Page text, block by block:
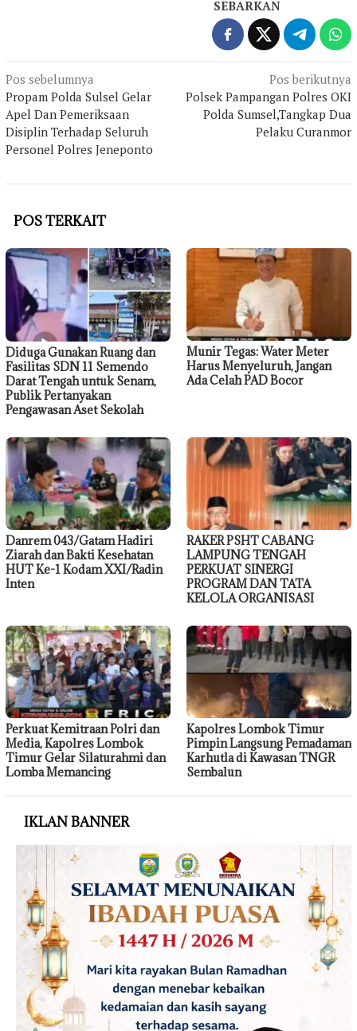
SEBARKAN
Navigasi
pos
Pos sebelumnya
Propam Polda Sulsel Gelar
Apel Dan Pemeriksaan
Disiplin Terhadap Seluruh
Personel Polres Jeneponto
Pos berikutnya
Polsek Pampangan Polres OKI
Polda Sumsel,Tangkap Dua
Pelaku Curanmor
POS TERKAIT
Diduga Gunakan Ruang dan
Fasilitas SDN 11 Semendo
Darat Tengah untuk Senam,
Publik Pertanyakan
Pengawasan Aset Sekolah
Munir Tegas: Water Meter
Harus Menyeluruh, Jangan
Ada Celah PAD Bocor
Danrem 043/Gatam Hadiri
Ziarah dan Bakti Kesehatan
HUT Ke-1 Kodam XXI/Radin
Inten
RAKER PSHT CABANG
LAMPUNG TENGAH
PERKUAT SINERGI
PROGRAM DAN TATA
KELOLA ORGANISASI
Perkuat Kemitraan Polri dan
Media, Kapolres Lombok
Timur Gelar Silaturahmi dan
Lomba Memancing
Kapolres Lombok Timur
Pimpin Langsung Pemadaman
Karhutla di Kawasan TNGR
Sembalun
IKLAN BANNER